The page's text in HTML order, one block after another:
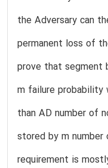
the Adversary can
permanent loss of
prove that segment
m failure probability
than AD number of
stored by m
requirement is